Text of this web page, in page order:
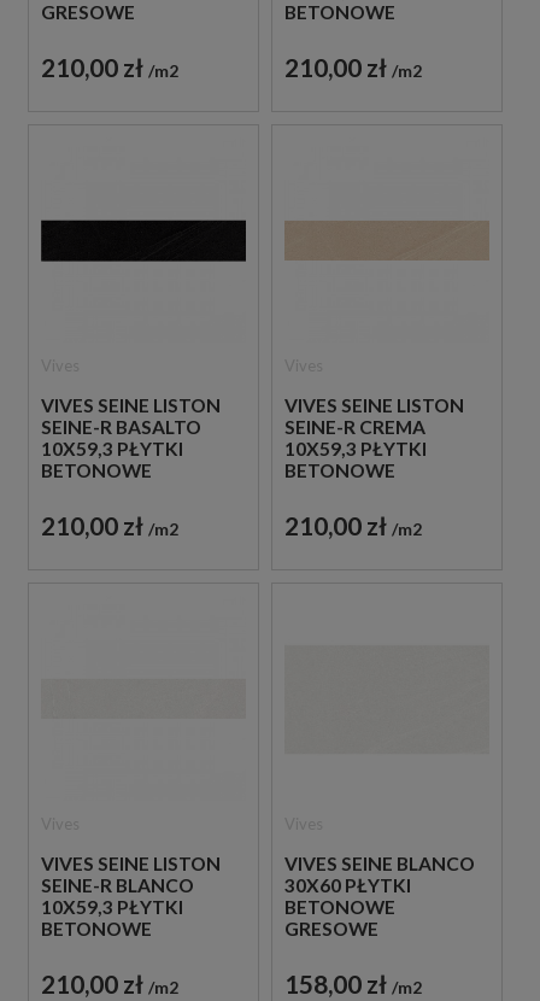
GRESOWE
210,00 zł m2
BETONOWE
210,00 zł m2
VIVES SEINE LISTON
SEINE-R BASALTO
10X59,3 PŁYTKI
BETONOWE
210,00 zł m2
VIVES SEINE LISTON
SEINE-R CREMA
10X59,3 PŁYTKI
BETONOWE
210,00 zł m2
VIVES SEINE LISTON
SEINE-R BLANCO
10X59,3 PŁYTKI
BETONOWE
210,00 zł m2
VIVES SEINE BLANCO
30X60 PŁYTKI
BETONOWE
GRESOWE
158,00 zł m2